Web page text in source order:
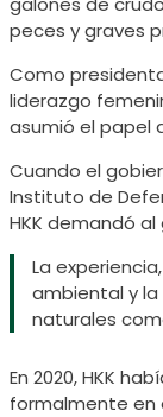
peces y graves
Como
liderazgo
asumió el papel
Cuando el
Instituto de
HKK demandó
La
ambiental y
naturales
En 2020, HKK
formalmente en